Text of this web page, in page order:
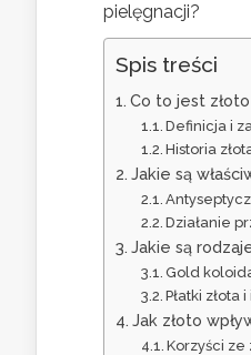
pielęgnacji?
Spis treści
Co to jest
Definicja i
Historia
Jakie są
Działanie
Jakie są
Gold
Płatki
Jak złoto
Korzyści ze